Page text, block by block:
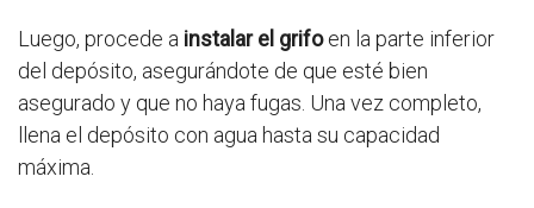
Luego, procede a instalar el grifoen la parte inferior
del depósito, asegurándote de que esté bien
asegurado y que no haya fugas. Una vez completo,
llena el depósito con agua hasta su capacidad
máxima.